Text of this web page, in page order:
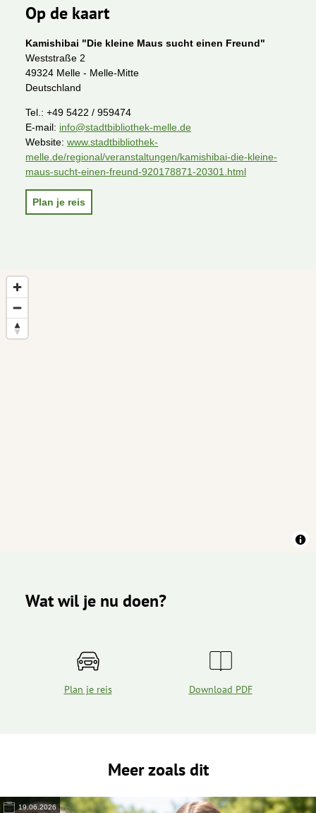
Op de kaart
Kamishibai "Die kleine Maus sucht einen Freund"
Weststraße 2
49324 Melle - Melle-Mitte
Deutschland
Tel.: +49 5422 / 959474
E-mail: info@stadtbibliothek-melle.de
Website: www.stadtbibliothek-
melle.de/regional/veranstaltungen/kamishibai-die-kleine-
maus-sucht-einen-freund-920178871-20301.html
Plan je reis
Wat wil je nu doen?
Plan je reis Download PDF
Meer zoals dit
19.06.2026